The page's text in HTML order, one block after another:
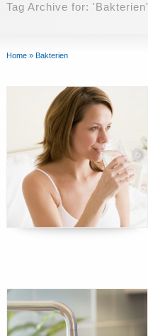
Tag Archive for: 'Bakterien'
Home » Bakterien